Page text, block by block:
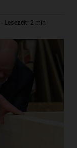
Lesezeit: 2 min